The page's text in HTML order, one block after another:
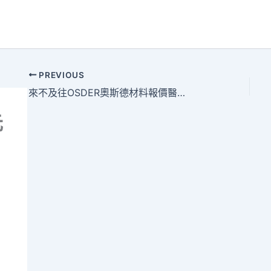
PREVIOUS
來不及往OSDER奧斯德材料報價醫院 帥爸雨中接生